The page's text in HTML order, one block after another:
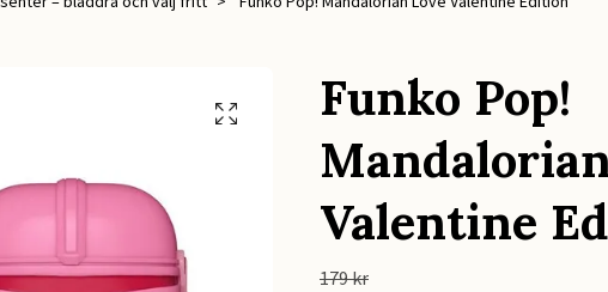
Funko Pop!
Valentine
179 kr